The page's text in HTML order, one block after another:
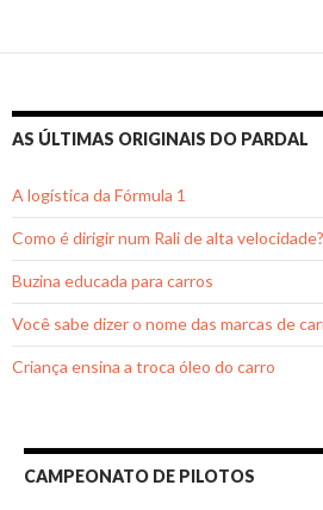
AS ÚLTIMAS ORIGINAIS DO PARDAL
A logística da Fórmula 1
Como é dirigir num Rali de alta velocidade?
Buzina educada para carros
Você sabe dizer o nome das marcas de
Criança ensina a troca óleo do carro
CAMPEONATO DE PILOTOS